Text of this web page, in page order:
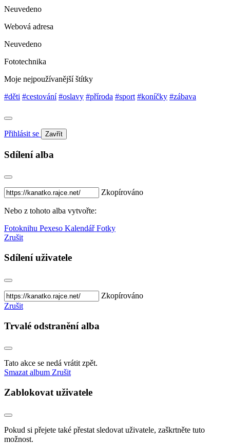
Neuvedeno
Webová adresa
Neuvedeno
Fototechnika
Moje nejpoužívanější štítky
#děti #cestování #oslavy #příroda #sport #koníčky #zábava
Přihlásit se Zavřít
Sdílení alba
Zkopírováno
Nebo z tohoto alba vytvořte:
Fotoknihu Pexeso KalendářFotky
Zrušit
Sdílení uživatele
Zkopírováno
Zrušit
Trvalé odstranění alba
Tato akce se nedá vrátit zpět.
Smazat album Zrušit
Zablokovat uživatele
Pokud si přejete také přestat sledovat uživatele, zaškrtněte tuto
možnost.